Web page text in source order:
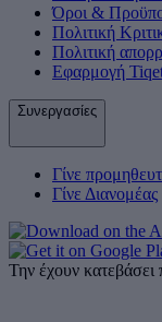
Όροι &
Πολιτική
Πολιτική
Εφαρμογή
Συνεργασίες
Γίνε
Γίνε Διανομέας
Την έχουν κατεβάσει